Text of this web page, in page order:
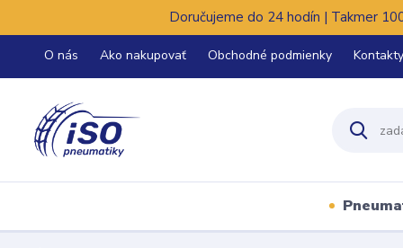
Doručujeme do 24 hodín | Takmer
O nás Ako nakupovať Obchodné podmienky Kontakty